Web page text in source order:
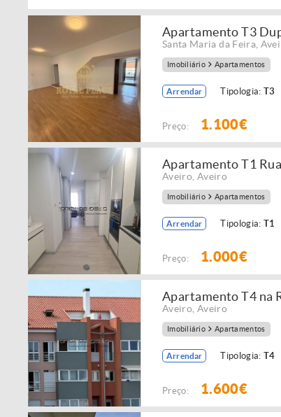
Apartamento T3
Santa Maria da Feira
Imobiliário Apartamentos
Arrendar Tipologia:T3
Preço: 1.100€
Apartamento T1
Aveiro Aveiro
Imobiliário Apartamentos
Arrendar Tipologia:T1
Preço: 1.000€
Apartamento T4 na
Aveiro Aveiro
Imobiliário Apartamentos
Arrendar Tipologia:T4
Preço: 1.600€